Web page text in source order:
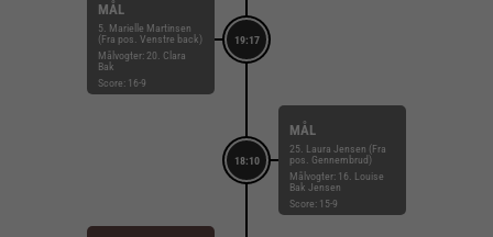
19:17
MÅL
5. Marielle Martinsen
(Fra pos. Venstre back)
Målvogter: 20. Clara
Bak
Score: 16-9
18:10
MÅL
25. Laura Jensen (Fra
pos. Gennembrud)
Målvogter: 16. Louise
Bak Jensen
Score: 15-9